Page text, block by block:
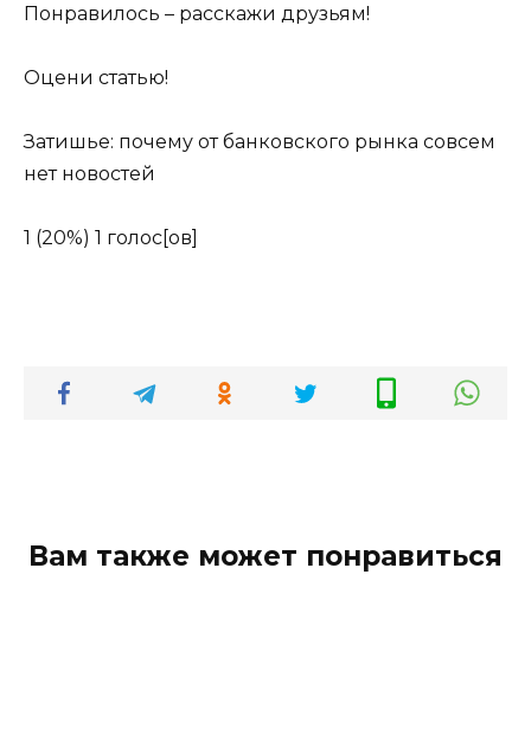
Понравилось – расскажи друзьям!
Оцени статью!
Затишье: почему от банковского рынка совсем
нет новостей
1 (20%) 1 голос[ов]
Вам также может понравиться